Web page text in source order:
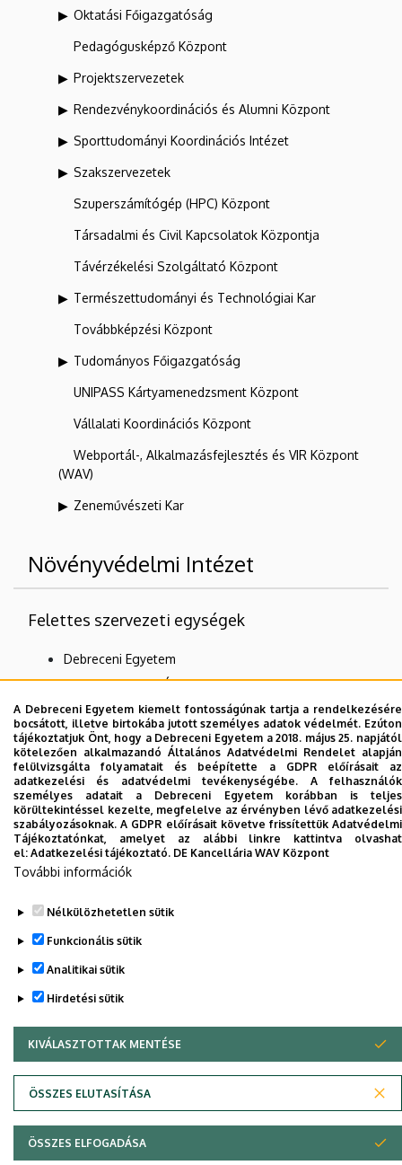
Oktatási Főigazgatóság
Pedagógusképző Központ
Projektszervezetek
Rendezvénykoordinációs és Alumni Központ
Sporttudományi Koordinációs Intézet
Szakszervezetek
Szuperszámítógép (HPC) Központ
Társadalmi és Civil Kapcsolatok Központja
Távérzékelési Szolgáltató Központ
Természettudományi és Technológiai Kar
Továbbképzési Központ
Tudományos Főigazgatóság
UNIPASS Kártyamenedzsment Központ
Vállalati Koordinációs Központ
Webportál-, Alkalmazásfejlesztés és VIR Központ
(WAV)
Zeneművészeti Kar
Növényvédelmi Intézet
Felettes szervezeti egységek
Debreceni Egyetem
Mezőgazdaság-, Élelmiszertudományi és
Környezetgazdálkodási Kar
Dolgozói adatmódosítás igénylése a DE
telefonkönyvében|Külső személyek rögzítése a
DE telefonkönyvében|Súgó|Hibabejelentés
Szerzői jog © 2026 Unideb
A Debreceni Egyetem kiemelt fontosságúnak tartja a rendelkezésére
bocsátott, illetve birtokába jutott személyes adatok védelmét. Ezúton
tájékoztatjuk Önt, hogy a Debreceni Egyetem a 2018. május 25. napjától
kötelezően alkalmazandó Általános Adatvédelmi Rendelet alapján
felülvizsgálta folyamatait és beépítette a GDPR előírásait az
adatkezelési és adatvédelmi tevékenységébe. A felhasználók
személyes adatait a Debreceni Egyetem korábban is teljes
körültekintéssel kezelte, megfelelve az érvényben lévő adatkezelési
szabályozásoknak. A GDPR előírásait követve frissítettük Adatvédelmi
Tájékoztatónkat, amelyet az alábbi linkre kattintva olvashat
el: Adatkezelési tájékoztató. DE Kancellária WAV Központ
További információk
Nélkülözhetetlen sütik
Funkcionális sütik
Analitikai sütik
Hirdetési sütik
KIVÁLASZTOTTAK MENTÉSE
ÖSSZES ELUTASÍTÁSA
WITHDRAW CONSENT
ÖSSZES ELFOGADÁSA